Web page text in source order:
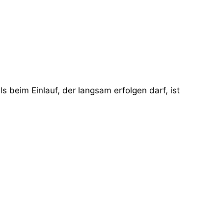
beim Einlauf, der langsam erfolgen darf, ist